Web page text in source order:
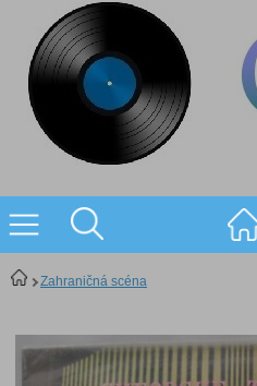
Zahraničná scéna